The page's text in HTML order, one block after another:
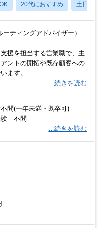
20代におすすめ 土日祝休み
ティングアドバイザー）
援を担当する営業職で、主
ントの開拓や既存顧客への
ます。
…続きを読む
不問(一年未満・既卒可)
験 不問
…続きを読む